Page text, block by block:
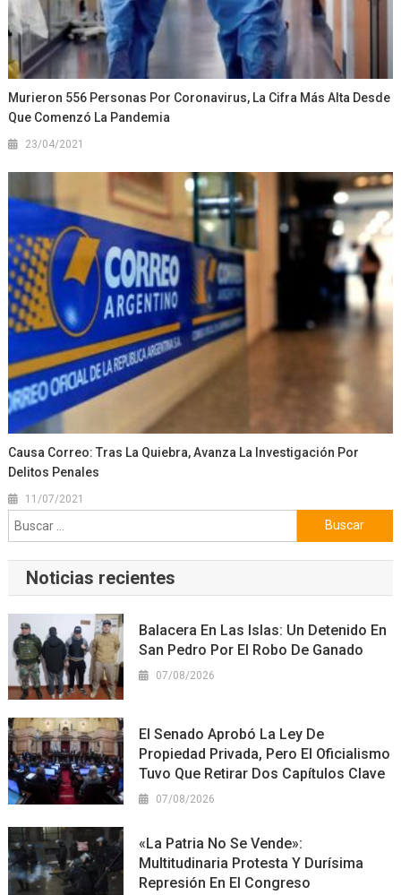
Murieron 556 Personas Por Coronavirus, La Cifra Más Alta Desde
Que Comenzó La Pandemia
23/04/2021
Causa Correo: Tras La Quiebra, Avanza La Investigación Por
Delitos Penales
11/07/2021
Buscar:
Noticias recientes
Balacera En Las Islas: Un Detenido En
San Pedro Por El Robo De Ganado
07/08/2026
El Senado Aprobó La Ley De
Propiedad Privada, Pero El Oficialismo
Tuvo Que Retirar Dos Capítulos Clave
07/08/2026
«La Patria No Se Vende»:
Multitudinaria Protesta Y Durísima
Represión En El Congreso